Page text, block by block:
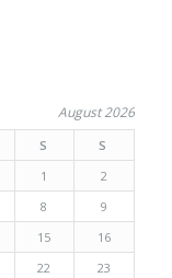
August 2026
S
S
1
2
8
9
15
16
22
23